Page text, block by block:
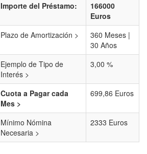
Importe del Préstamo:
166000
Euros
Plazo de Amortización >
360 Meses |
30 Años
Ejemplo de Tipo de
Interés >
3,00 %
Cuota a Pagar cada
Mes >
699,86 Euros
Mínimo Nómina
Necesaria >
2333 Euros